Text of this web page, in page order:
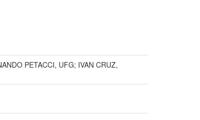
PETACCI, UFG; IVAN CRUZ,